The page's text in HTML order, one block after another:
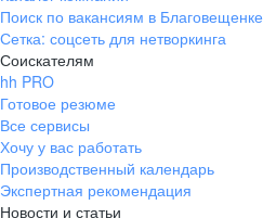
Поиск по вакансиям в Благовещенке
Сетка: соцсеть для нетворкинга
Соискателям
hh PRO
Готовое резюме
Все сервисы
Хочу у вас работать
Производственный календарь
Экспертная рекомендация
Новости и статьи